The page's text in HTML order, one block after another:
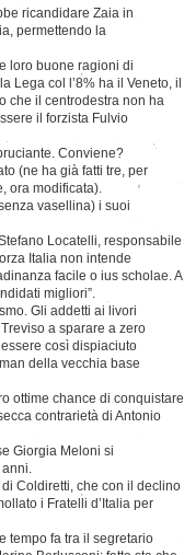
ricandidare Zaia in
permettendo la
loro buone ragioni di
Lega col l’8% ha il Veneto, il
che il centrodestra non ha
il forzista Fulvio
Conviene?
(ne ha già fatti tre, per
ora modificata).
vasellina) i suoi
Locatelli, responsabile
Italia non intende
facile o ius scholae. A
migliori”.
Gli addetti ai livori
a sparare a zero
così dispiaciuto
della vecchia base
ottime chance di conquistare
contrarietà di Antonio
Giorgia Meloni si
Coldiretti, che con il declino
i Fratelli d’Italia per
tempo fa tra il segretario